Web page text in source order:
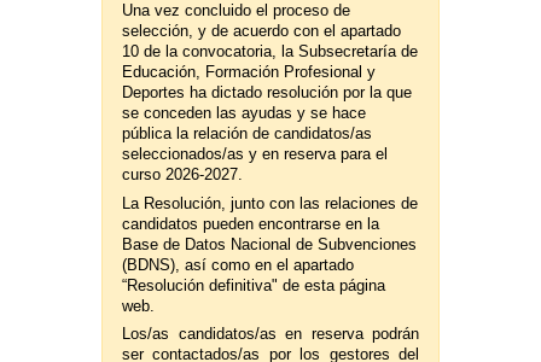
Una vez concluido el proceso de
selección, y de acuerdo con el apartado
10 de la convocatoria, la Subsecretaría de
Educación, Formación Profesional y
Deportes ha dictado resolución por la que
se conceden las ayudas y se hace
pública la relación de candidatos/as
seleccionados/as y en reserva para el
curso 2026-2027.
La Resolución, junto con las relaciones de
candidatos pueden encontrarse en la
Base de Datos Nacional de Subvenciones
(BDNS), así como en el apartado
“Resolución definitiva" de esta página
web.
Los/as candidatos/as en reserva podrán
ser contactados/as por los gestores del